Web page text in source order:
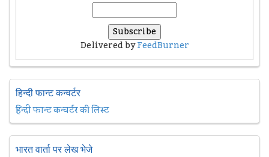
Delivered byFeedBurner
हिन्दी फान्ट कन्वर्टर
हिन्दी फान्ट कन्वर्टर की लिस्ट
भारत वार्ता पर लेख भेजे